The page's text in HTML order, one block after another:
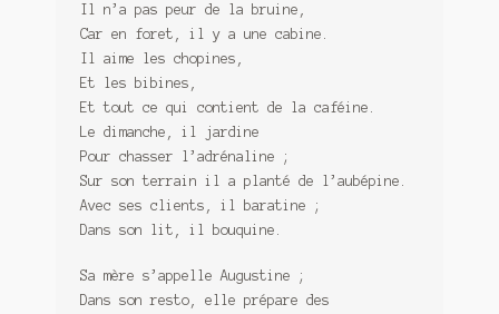
Il n’a pas peur de la bruine,
Car en foret, il y a une cabine.
Il aime les chopines,
Et les bibines,
Et tout ce qui contient de la caféine.
Le dimanche, il jardine
Pour chasser l’adrénaline ;
Sur son terrain il a planté de l’aubépine.
Avec ses clients, il baratine ;
Dans son lit, il bouquine.
Sa mère s’appelle Augustine ;
Dans son resto, elle prépare des